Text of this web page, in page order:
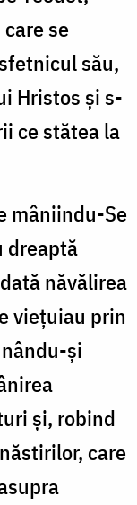
se
său,
Hristos și s-
ce stătea la
mâniindu-Se
dreaptă
năvălirea
viețuiau prin
și
și, robind
care